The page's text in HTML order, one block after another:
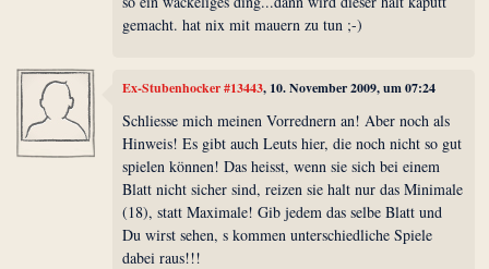
gemacht. hat nix mit mauern zu tun ;-)
Ex-Stubenhocker #13443, 10. November 2009, um 07:24
Schliesse mich meinen Vorrednern an! Aber noch als
Hinweis! Es gibt auch Leuts hier, die noch nicht so gut
spielen können! Das heisst, wenn sie sich bei einem
Blatt nicht sicher sind, reizen sie halt nur das Minimale
(18), statt Maximale! Gib jedem das selbe Blatt und
Du wirst sehen, s kommen unterschiedliche Spiele
dabei raus!!!